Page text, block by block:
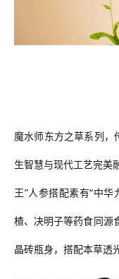
魔水师东方之草系列，
生智慧与现代工艺完美
王”人参搭配素有“中
楂、决明子等药食同源
晶砖瓶身，搭配本草透